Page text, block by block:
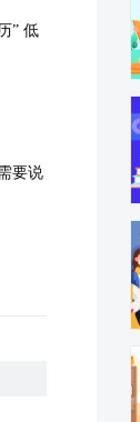
” 低
要说